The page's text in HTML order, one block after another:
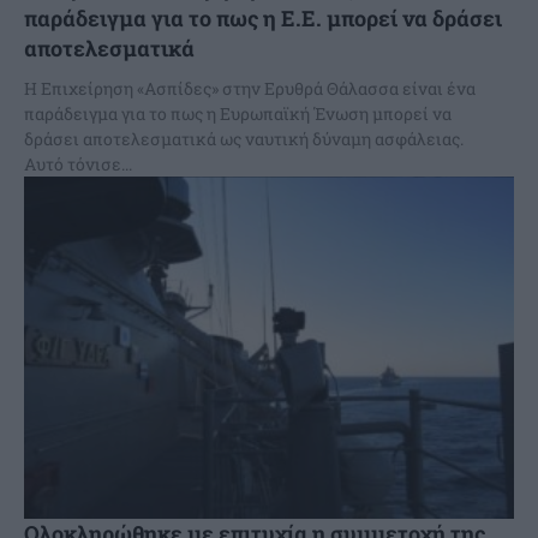
παράδειγμα για το πως η Ε.Ε. μπορεί να δράσει
αποτελεσματικά
Η Επιχείρηση «Ασπίδες» στην Ερυθρά Θάλασσα είναι ένα
παράδειγμα για το πως η Ευρωπαϊκή Ένωση μπορεί να
δράσει αποτελεσματικά ως ναυτική δύναμη ασφάλειας.
Αυτό τόνισε...